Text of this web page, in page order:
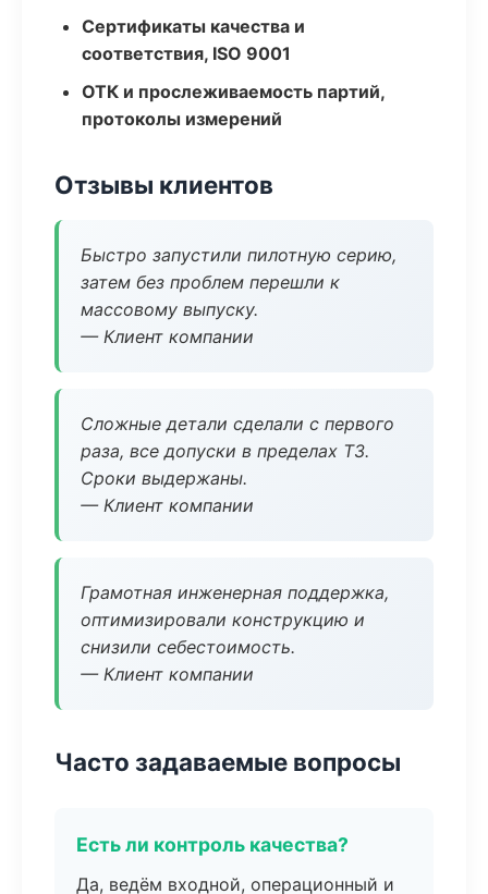
Сертификаты качества и
соответствия, ISO 9001
ОТК и прослеживаемость партий,
протоколы измерений
Отзывы клиентов
Быстро запустили пилотную серию,
затем без проблем перешли к
массовому выпуску.
— Клиент компании
Сложные детали сделали с первого
раза, все допуски в пределах ТЗ.
Сроки выдержаны.
— Клиент компании
Грамотная инженерная поддержка,
оптимизировали конструкцию и
снизили себестоимость.
— Клиент компании
Часто задаваемые вопросы
Есть ли контроль качества?
Да, ведём входной, операционный и